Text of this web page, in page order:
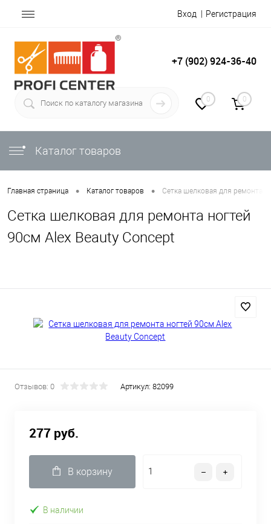
Вход Регистрация
+7 (902) 924-36-40
0 0
Каталог товаров
Главная страница • Каталог товаров • Сетка шелковая для ремонта
Сетка шелковая для ремонта ногтей
90см Alex Beauty Concept
Отзывов: 0 Артикул: 82099
277 руб.
В корзину
В наличии